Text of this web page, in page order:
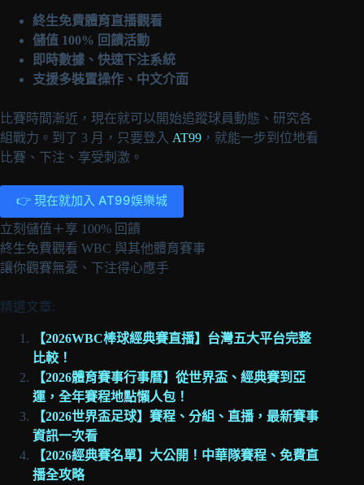
終生免費體育直播觀看
儲值 100% 回饋活動
即時數據、快速下注系統
支援多裝置操作、中文介面
比賽時間漸近，現在就可以開始追蹤球員動態、研究各
組戰力。到了 3 月，只要登入 AT99 ，就能一步到位地看
比賽、下注、享受刺激。
👉 現在就加入 AT99娛樂城
立刻儲值＋享 100% 回饋
終生免費觀看 WBC 與其他體育賽事
讓你觀賽無憂、下注得心應手
精選文章:
【2026WBC棒球經典賽直播】台灣五大平台完整
比較！
【2026體育賽事行事曆】從世界盃、經典賽到亞
運，全年賽程地點懶人包！
【2026世界盃足球】賽程、分組、直播，最新賽事
資訊一次看
【2026經典賽名單】大公開！中華隊賽程、免費直
播全攻略